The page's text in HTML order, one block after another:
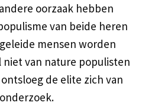
oorzaak hebben
van beide heren
mensen worden
niet van nature populisten
de elite zich van